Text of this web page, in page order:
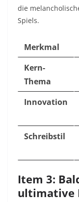
die
Spiels.
Merkmal
Kern-
Thema
Innovation
Schreibstil
Item 3:
ultimative